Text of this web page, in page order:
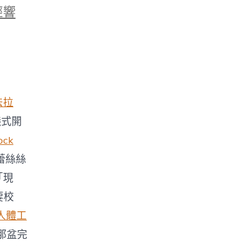
拉
開
絲絲
現
校
體工
盆完